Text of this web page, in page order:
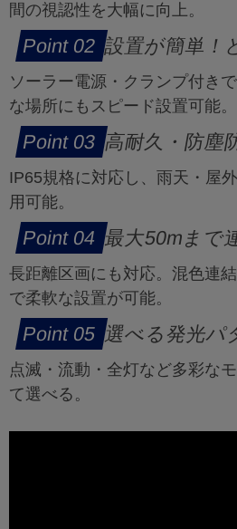
間の視認性を大幅に向上。
設置が簡単！
ソーラー電源・クランプ付き
な場所にもスピード設置可能。
高耐久・防塵
IP65規格に対応し、雨天・屋
用可能。
最大50mまで
長距離区画にも対応。混色連
で柔軟な設置が可能。
選べる発光パ
点滅・流動・全灯など多彩な
て選べる。